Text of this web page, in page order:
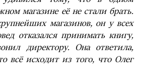
магазине её не стали брать.
магазинов, он у всех
отказался принимать книгу,
директору. Она ответила,
всё исходит из того, что Олег